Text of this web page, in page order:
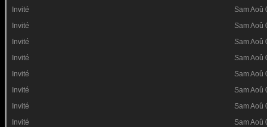
Invité
Sam Aoû
Invité
Sam Aoû
Invité
Sam Aoû
Invité
Sam Aoû
Invité
Sam Aoû
Invité
Sam Aoû
Invité
Sam Aoû
Invité
Sam Aoû